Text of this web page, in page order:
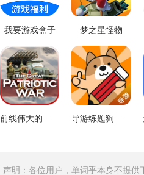
我要游戏盒子 梦之星怪物
前线伟大的卫国战争官方版 导游练题狗题库
声明：各位用户，单词乎本身不提